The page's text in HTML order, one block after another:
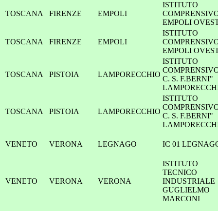
TOSCANA FIRENZE EMPOLI
ISTITUTO
EMPOLI
TOSCANA FIRENZE EMPOLI
ISTITUTO
EMPOLI
TOSCANA PISTOIA LAMPORECCHIO
ISTITUTO
C. S. F.BERNI"
TOSCANA PISTOIA LAMPORECCHIO
ISTITUTO
C. S. F.BERNI"
VENETO VERONA LEGNAGO IC 01
VENETO VERONA VERONA
ISTITUTO
TECNICO
INDUSTRIALE
GUGLIELMO
MARCONI